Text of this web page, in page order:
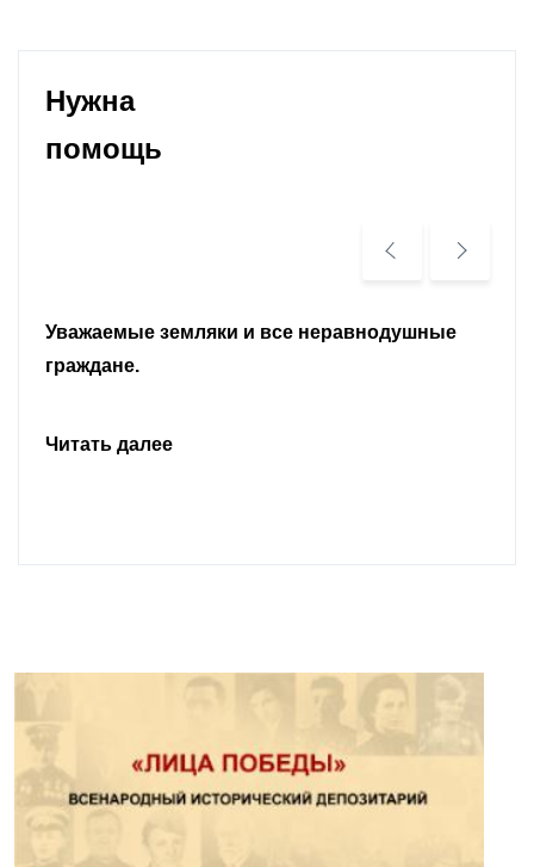
Нужна
помощь
Уважаемые земляки и все неравнодушные
граждане.
Читать далее